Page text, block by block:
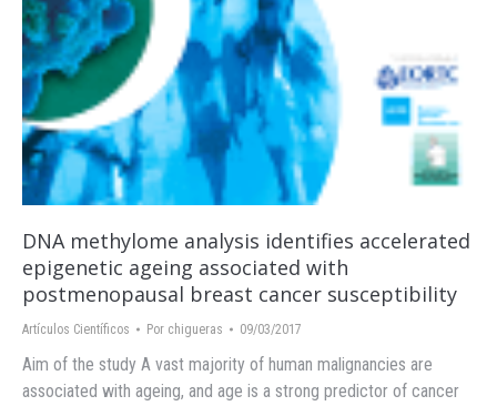
DNA methylome analysis identifies accelerated
epigenetic ageing associated with
postmenopausal breast cancer susceptibility
Artículos Científicos Por chigueras 09/03/2017
Aim of the study A vast majority of human malignancies are
associated with ageing, and age is a strong predictor of cancer